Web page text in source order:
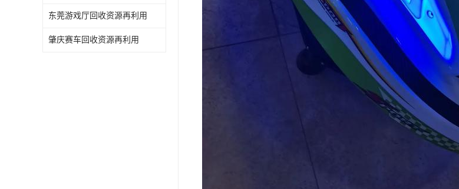
东莞游戏厅回收资源再利用
肇庆赛车回收资源再利用